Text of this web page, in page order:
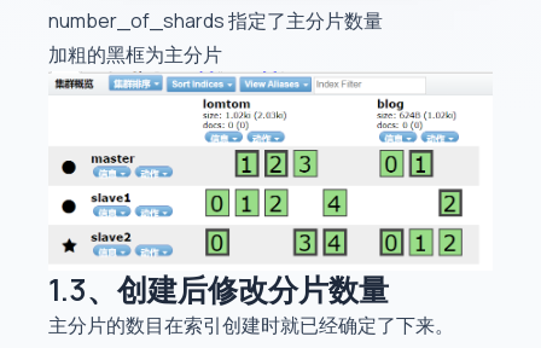
number_of_shards 指定了主分片数量
加粗的黑框为主分片
1.3、创建后修改分片数量
主分片的数目在索引创建时就已经确定了下来。